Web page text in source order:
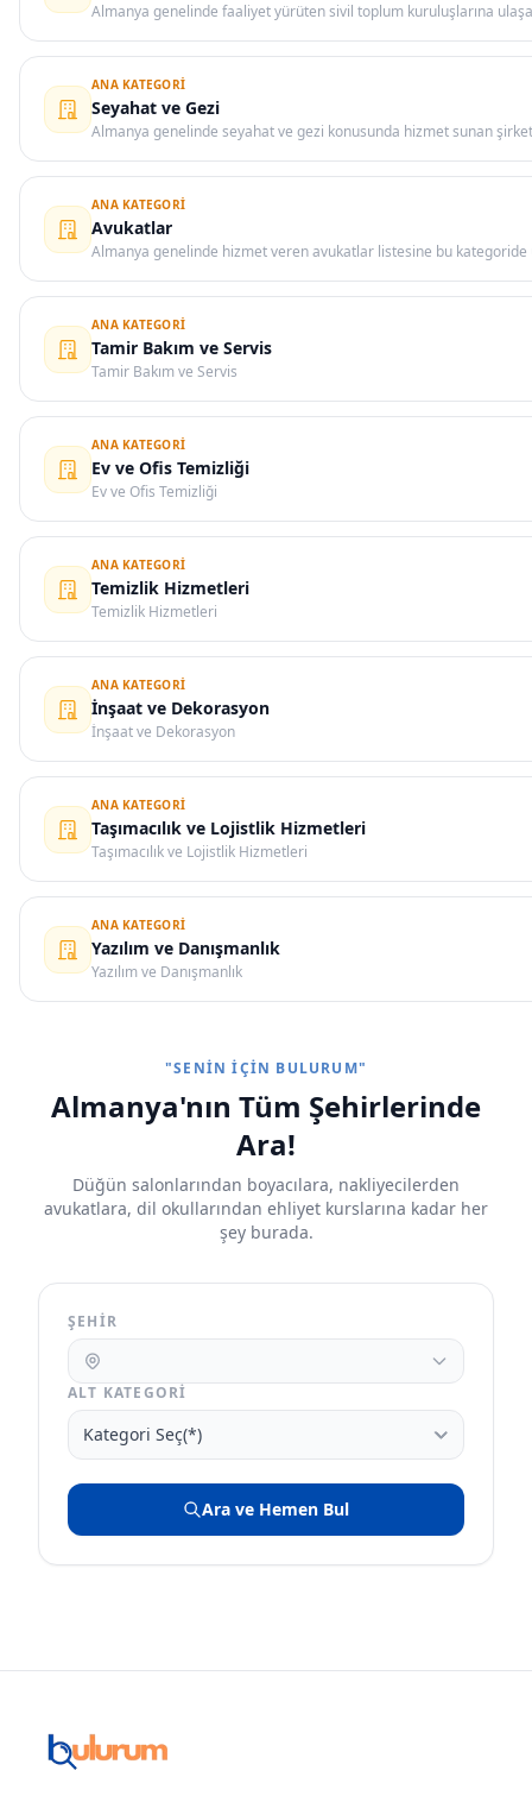
Almanya genelinde faaliyet yürüten sivil toplum kuruluşlarına
ANA KATEGORI
Seyahat ve Gezi
Almanya genelinde seyahat ve gezi konusunda hizmet sunan
ANA KATEGORI
Avukatlar
Almanya genelinde hizmet veren avukatlar listesine bu
ANA KATEGORI
Tamir Bakım ve Servis
Tamir Bakım ve Servis
ANA KATEGORI
Ev ve Ofis Temizliği
Ev ve Ofis Temizliği
ANA KATEGORI
Temizlik Hizmetleri
Temizlik Hizmetleri
ANA KATEGORI
İnşaat ve Dekorasyon
İnşaat ve Dekorasyon
ANA KATEGORI
Taşımacılık ve Lojistlik Hizmetleri
Taşımacılık ve Lojistlik Hizmetleri
ANA KATEGORI
Yazılım ve Danışmanlık
Yazılım ve Danışmanlık
"SENIN İÇIN BULURUM"
Almanya'nın Tüm Şehirlerinde
Ara!
Düğün salonlarından boyacılara, nakliyecilerden
avukatlara, dil okullarından ehliyet kurslarına kadar her
şey burada.
ŞEHIR
ALT KATEGORI
Ara ve Hemen Bul
Bulurum.de